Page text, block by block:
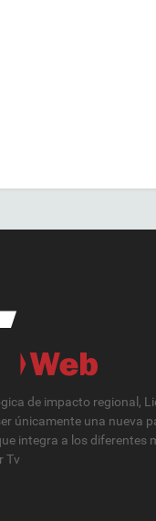
de impacto regional,
únicamente una nueva
integra a los diferentes
Tv